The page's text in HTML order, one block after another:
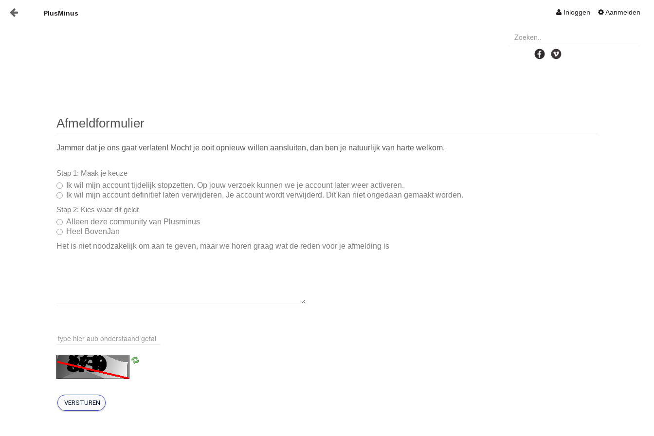
Inloggen Aanmelden
PlusMinus
Afmeldformulier
Jammer dat je ons gaat verlaten! Mocht je ooit opnieuw willen aansluiten, dan ben je natuurlijk van harte welkom.
Stap 1: Maak je keuze
Ik wil mijn account tijdelijk stopzetten. Op jouw verzoek kunnen we je account later weer activeren.
Ik wil mijn account definitief laten verwijderen. Je account wordt verwijderd. Dit kan niet ongedaan gemaakt worden.
Stap 2: Kies waar dit geldt
Alleen deze community van Plusminus
Heel BovenJan
Het is niet noodzakelijk om aan te geven, maar we horen graag wat de reden voor je afmelding is
VERSTUREN